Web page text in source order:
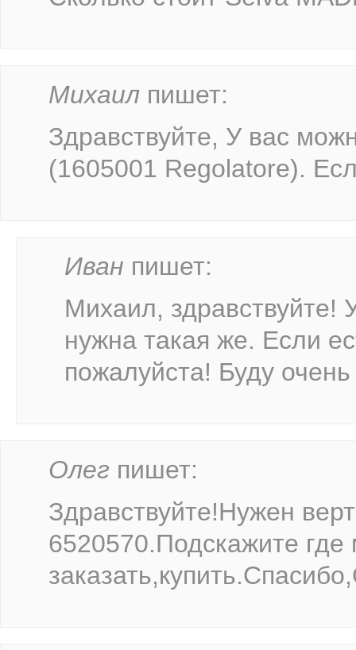
Михаил пишет:
Здравствуйте, У вас
(1605001 Regolatore).
Иван пишет:
Михаил, здравствуйте!
нужна такая же. Если
пожалуйста! Буду
Олег пишет:
Здравствуйте!Нужен
6520570.Подскажите